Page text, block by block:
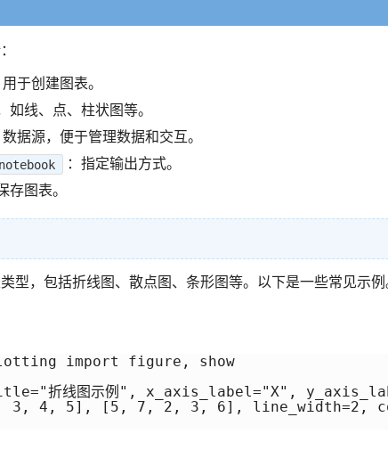
于创建图表。
如线、点、柱状图等。
数据源，便于管理数据和交互。
：指定输出方式。
存图表。
型，包括折线图、散点图、条形图等。以下是一些常见示例
import figure, show
折线图示例", x_axis_label="X",
3, 4, 5], [5, 7, 2, 3, 6], line_width=2,